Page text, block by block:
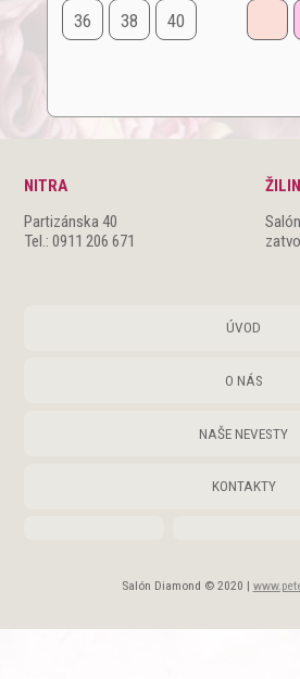
36 38 40
NITRA
Partizánska 40
Tel.: 0911 206 671
ÚVOD
O NÁS
NAŠE NEVESTY
KONTAKTY
Salón Diamond © 2020 |